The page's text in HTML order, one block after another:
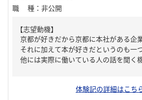
職種 ： 非公開
【志望動機】
京都が好きだから京都に本社がある企
それに加えて本が好きだというのも一
他には実際に働いている人の話を聞く
体験記の詳細はこち